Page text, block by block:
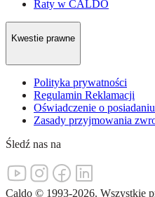
Raty w CALDO
Kwestie prawne
Polityka prywatności
Regulamin Reklamacji
Oświadczenie o
Zasady przyjmowania
Śledź nas na
Caldo © 1993-2026. Wszystkie